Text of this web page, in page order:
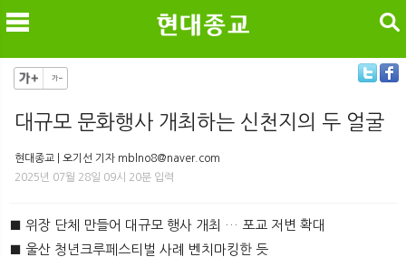
검색
대규모 문화행사 개최하는 신천지의 두 얼굴
현대종교 | 오기선 기자 mblno8@naver.com
2025년 07월 28일 09시 20분 입력
■ 위장 단체 만들어 대규모 행사 개최 … 포교 저변 확대
■ 울산 청년크루페스티벌 사례 벤치마킹한 듯